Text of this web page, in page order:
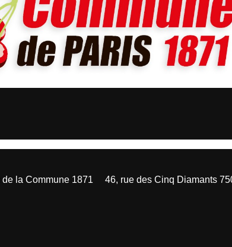
de la Commune 1871 46, rue des Cinq Diamants